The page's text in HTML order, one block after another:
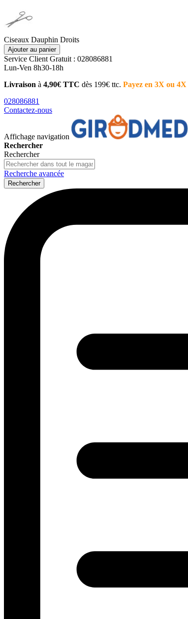
Ciseaux Dauphin Droits
Ajouter au panier
Service Client Gratuit : 028086881
Lun-Ven 8h30-18h
Livraison à 4,90€ TTC dès 199€ ttc. Payez en 3X ou 4X
028086881
Contactez-nous
Affichage navigation
Rechercher
Rechercher
Recherche avancée
Rechercher